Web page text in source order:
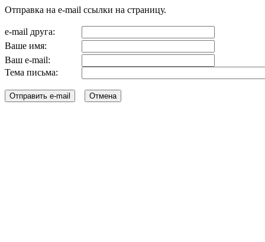
Отправка на e-mail ссылки на страницу.
e-mail друга:
Ваше имя:
Ваш e-mail:
Тема письма: